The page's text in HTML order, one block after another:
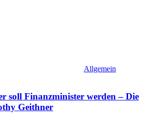
Allgemein
soll Finanzminister werden – Die
Geithner